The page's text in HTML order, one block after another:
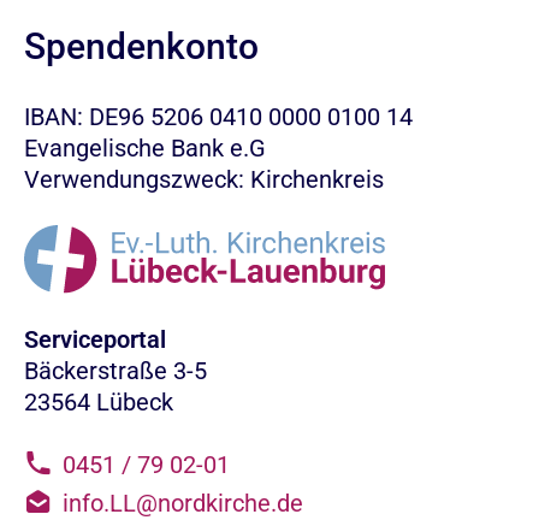
Spendenkonto
IBAN: DE96 5206 0410 0000 0100 14
Evangelische Bank e.G
Verwendungszweck: Kirchenkreis
Serviceportal
Bäckerstraße 3-5
23564 Lübeck
0451 / 79 02-01
info.LL@nordkirche.de